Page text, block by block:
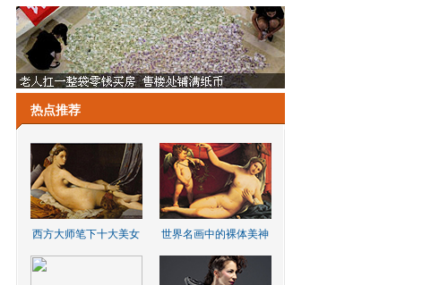
热点推荐
西方大师笔下十大美女 世界名画中的裸体美神